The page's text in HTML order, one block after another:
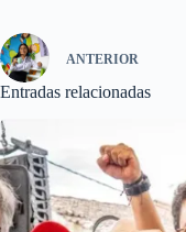
ANTERIOR
Entradas relacionadas